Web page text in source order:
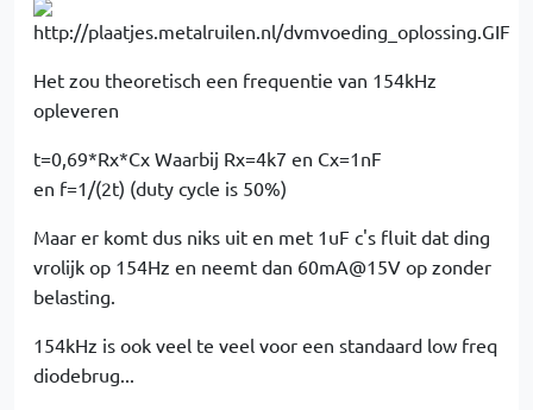
Het zou theoretisch een frequentie van 154kHz
opleveren
t=0,69*Rx*Cx Waarbij Rx=4k7 en Cx=1nF
en f=1/(2t) (duty cycle is 50%)
Maar er komt dus niks uit en met 1uF c's fluit dat ding
vrolijk op 154Hz en neemt dan 60mA@15V op zonder
belasting.
154kHz is ook veel te veel voor een standaard low freq
diodebrug...